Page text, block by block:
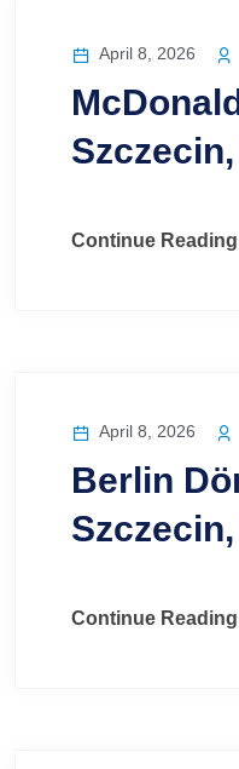
April 8, 2026
Continue Reading
April 8, 2026
Berlin
Continue Reading